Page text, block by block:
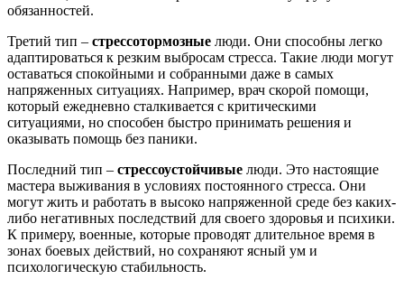
обязанностей.
Третий тип – стрессотормозные люди. Они способны легко
адаптироваться к резким выбросам стресса. Такие люди могут
оставаться спокойными и собранными даже в самых
напряженных ситуациях. Например, врач скорой помощи,
который ежедневно сталкивается с критическими
ситуациями, но способен быстро принимать решения и
оказывать помощь без паники.
Последний тип – стрессоустойчивые люди. Это настоящие
мастера выживания в условиях постоянного стресса. Они
могут жить и работать в высоко напряженной среде без каких-
либо негативных последствий для своего здоровья и психики.
К примеру, военные, которые проводят длительное время в
зонах боевых действий, но сохраняют ясный ум и
психологическую стабильность.